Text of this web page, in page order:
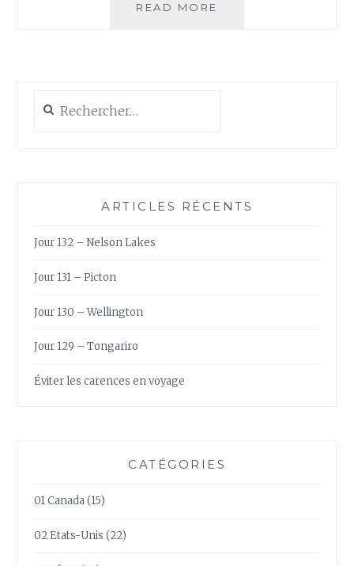
READ MORE
ARTICLES RÉCENTS
Jour 132 – Nelson Lakes
Jour 131 – Picton
Jour 130 – Wellington
Jour 129 – Tongariro
Éviter les carences en voyage
CATÉGORIES
01 Canada(15)
02 Etats-Unis (22)